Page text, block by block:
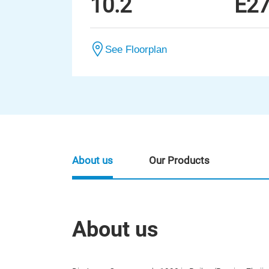
10.2
See Floorplan
About us
About us Our Products